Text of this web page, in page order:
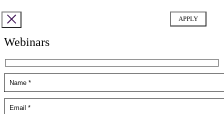
Webinars